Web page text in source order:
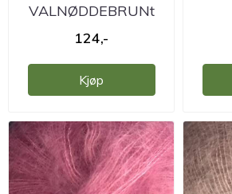
VALNØDDEBRUNt
Gepard
124,-
Kjøp